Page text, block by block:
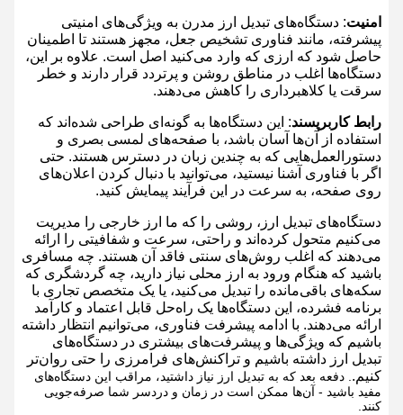
امنیت: دستگاه‌های تبدیل ارز مدرن به ویژگی‌های امنیتی
پیشرفته، مانند فناوری تشخیص جعل، مجهز هستند تا اطمینان
حاصل شود که ارزی که وارد می‌کنید اصل است. علاوه بر این،
دستگاه‌ها اغلب در مناطق روشن و پرتردد قرار دارند و خطر
سرقت یا کلاهبرداری را کاهش می‌دهند.
رابط کاربرپسند: این دستگاه‌ها به گونه‌ای طراحی شده‌اند که
استفاده از آن‌ها آسان باشد، با صفحه‌های لمسی بصری و
دستورالعمل‌هایی که به چندین زبان در دسترس هستند. حتی
اگر با فناوری آشنا نیستید، می‌توانید با دنبال کردن اعلان‌های
روی صفحه، به سرعت در این فرآیند پیمایش کنید.
دستگاه‌های تبدیل ارز، روشی را که ما ارز خارجی را مدیریت
می‌کنیم متحول کرده‌اند و راحتی، سرعت و شفافیتی را ارائه
می‌دهند که اغلب روش‌های سنتی فاقد آن هستند. چه مسافری
باشید که هنگام ورود به ارز محلی نیاز دارید، چه گردشگری که
سکه‌های باقی‌مانده را تبدیل می‌کنید، یا یک متخصص تجاری با
برنامه فشرده، این دستگاه‌ها یک راه‌حل قابل اعتماد و کارآمد
ارائه می‌دهند. با ادامه پیشرفت فناوری، می‌توانیم انتظار داشته
باشیم که ویژگی‌ها و پیشرفت‌های بیشتری در دستگاه‌های
تبدیل ارز داشته باشیم و تراکنش‌های فرامرزی را حتی روان‌تر
کنیم.. دفعه بعد که به تبدیل ارز نیاز داشتید، مراقب این دستگاه‌های
مفید باشید - آن‌ها ممکن است در زمان و دردسر شما صرفه‌جویی
کنند.